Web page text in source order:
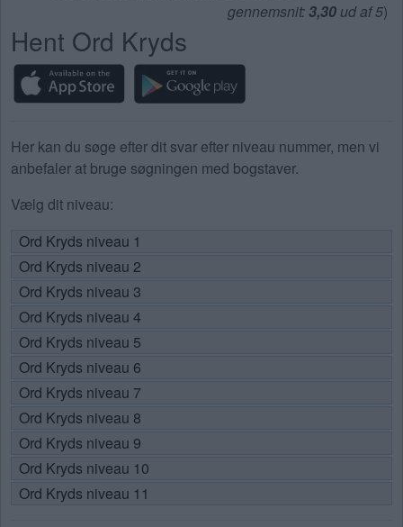
gennemsnit:3,30 ud af 5)
Hent Ord Kryds
Her kan du søge efter dit svar efter niveau nummer, men vi
anbefaler at bruge søgningen med bogstaver.
Vælg dit niveau:
Ord Kryds niveau 1
Ord Kryds niveau 2
Ord Kryds niveau 3
Ord Kryds niveau 4
Ord Kryds niveau 5
Ord Kryds niveau 6
Ord Kryds niveau 7
Ord Kryds niveau 8
Ord Kryds niveau 9
Ord Kryds niveau 10
Ord Kryds niveau 11